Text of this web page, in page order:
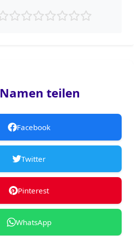
Namen teilen
Facebook
Twitter
Pinterest
WhatsApp